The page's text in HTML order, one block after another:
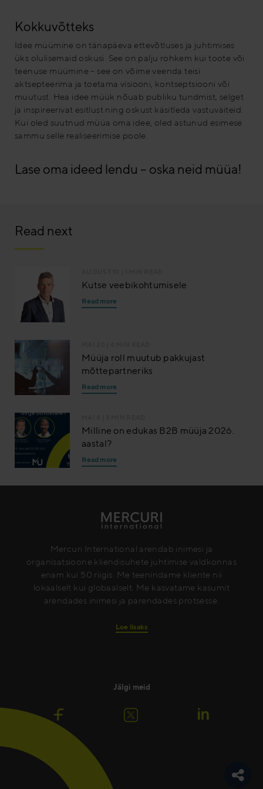
Kokkuvõtteks
Idee müümine on tänapäeva ettevõtluses ja juhtimises
üks olulisemaid oskusi. See on palju rohkem kui toote või
teenuse müümine – see on võime veenda teisi
aktsepteerima ja toetama visiooni, kontseptsiooni või
muutust. Hea idee müük nõuab publiku tundmist, selget
ja inspireerivat esitlust ning oskust käsitleda vastuväiteid.
Kui oled suutnud müüa oma idee, oled astunud esimese
sammu selle realiseerimise poole.
Lase oma ideed lendu – oska neid müüa!
Read next
Kutse veebikohtumisele
Read more
Müüja roll muutub pakkujast
mõttepartneriks
Read more
Milline on edukas B2B müüja 2026.
aastal?
Read more
Mercuri International arendab inimesi ja
organisatsioone kliendisuhete juhtimise valdkonnas
enam kui 50 riigis. Me teenindame kliente nii
lokaalselt kui globaalselt. Me kasvatame kasumit
arendades inimesi ja parendades protsesse.
Loe lisaks
Jälgi meid